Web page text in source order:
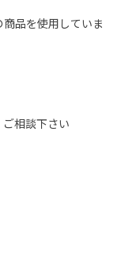
品を使用していま
相談下さい